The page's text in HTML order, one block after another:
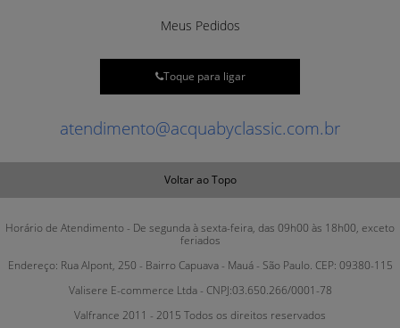
Meus Pedidos
Toque para ligar
atendimento@acquabyclassic.com.br
Voltar ao Topo
Horário de Atendimento - De segunda à sexta-feira, das 09h00 às 18h00, exceto
feriados
Endereço: Rua Alpont, 250 - Bairro Capuava - Mauá - São Paulo. CEP: 09380-115
Valisere E-commerce Ltda - CNPJ:03.650.266/0001-78
Valfrance 2011 - 2015 Todos os direitos reservados